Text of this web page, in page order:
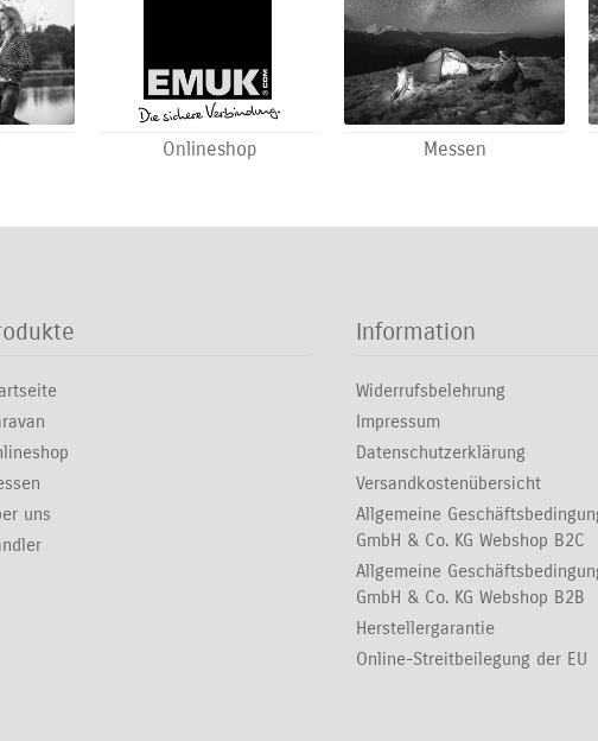
Onlineshop Messen
uns
Information
Widerrufsbelehrung
Impressum
Datenschutzerklärung
Versandkostenübersicht
Allgemeine
GmbH & Co. KG Webshop B2C
Allgemeine
GmbH & Co. KG Webshop B2B
Herstellergarantie
Online-Streitbeilegung der EU